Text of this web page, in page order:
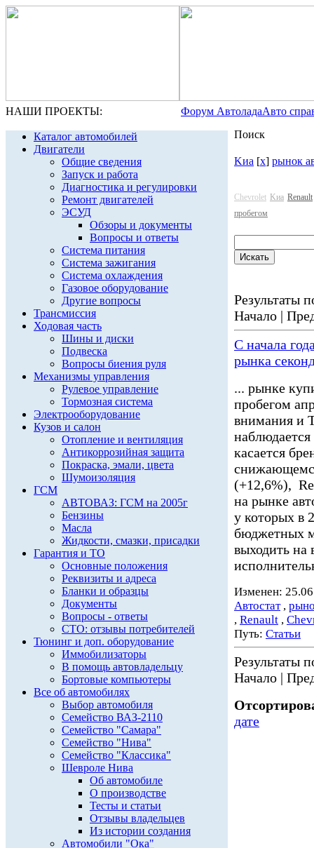
НАШИ ПРОЕКТЫ: Форум АвтоладаАвто
Каталог автомобилей
Двигатели
Общие сведения
Запуск и работа
Диагностика и регулировки
Ремонт двигателей
ЭСУД
Обзоры и документы
Вопросы и ответы
Система питания
Система зажигания
Система охлаждения
Газовое оборудование
Другие вопросы
Трансмиссия
Ходовая часть
Шины и диски
Подвеска
Вопросы биения руля
Механизмы управления
Рулевое управление
Тормозная система
Электрооборудование
Кузов и салон
Отопление и вентиляция
Антикоррозийная защита
Покраска, эмали, цвета
Шумоизоляция
ГСМ
АВТОВАЗ: ГСМ на 2005г
Бензины
Масла
Жидкости, смазки, присадки
Гарантия и ТО
Основные положения
Реквизиты и адреса
Бланки и образцы
Документы
Вопросы - ответы
СТО: отзывы потребителей
Тюнинг и доп. оборудование
Иммобилизаторы
В помощь автовладельцу
Бортовые компьютеры
Все об автомобилях
Выбор автомобиля
Семейство ВАЗ-2110
Семейство "Самара"
Семейство "Нива"
Семейство "Классика"
Шевроле Нива
Об автомобиле
О производстве
Тесты и статьи
Отзывы владельцев
Из истории создания
Автомобили "Ока"
Поиск
Kиа [x] рынок
Chevrolet Kиа Renault
пробегом
Результаты
Начало |
С начала
рынка
... рынке
пробегом
внимания и
касается
(+12,6%),
на рынке
у которых в
бюджетных
выходить на
Изменен:
Автостат,
, Renault ,
Путь: Статьи
Результаты
Начало |
дате